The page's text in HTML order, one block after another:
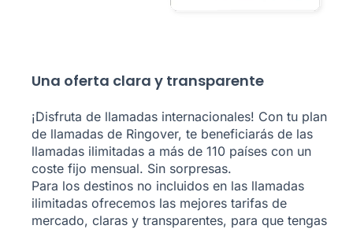
Una oferta clara y transparente
¡Disfruta de llamadas internacionales! Con tu plan
de llamadas de Ringover, te beneficiarás de las
llamadas ilimitadas a más de 110 países con un
coste fijo mensual. Sin sorpresas.
Para los destinos no incluidos en las llamadas
ilimitadas ofrecemos las mejores tarifas de
mercado, claras y transparentes, para que tengas